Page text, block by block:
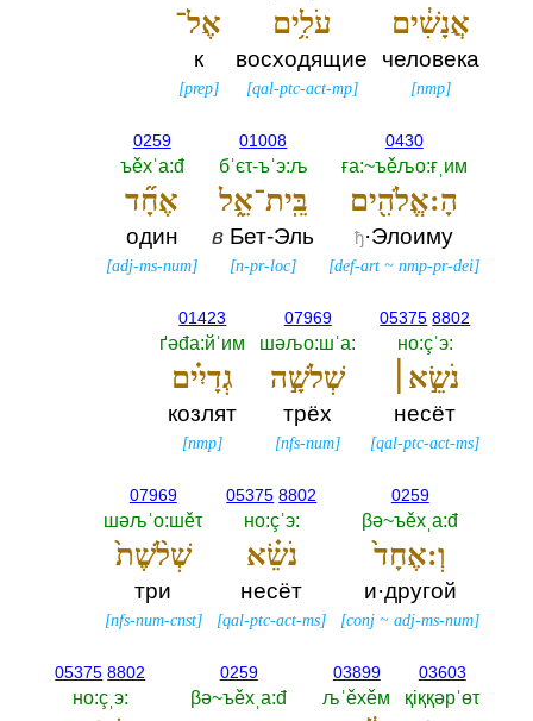
אֲנָשִׁ֔ים
человека
[nmp]
עֹלִ֥ים
восходящие
[qal-ptc-act-mp]
אֶל־
к
[prep]
0430
ға:~ъěљо:ғˌим
הָ:אֱלֹהִ֖ים
ђ·Элоиму
[def-art ~nmp-pr-dei]
01008
бˈєτ-ъˈэ:љ
בֵּֽית־אֵ֑ל
в Бет-Эль
[n-pr-loc]
0259
ъěхˈа:đ
אֶחָ֞ד
один
[adj-ms-num]
05375 8802
но:çˈэ:‎
נֹשֵׂ֣א׀
несёт
[qal-ptc-act-ms]
07969
шәљо:шˈа:‎
שְׁלֹשָׁ֣ה
трёх
[nfs-num]
01423
ґәđа:йˈим
גְדָיִ֗ים
козлят
[nmp]
0259
βә~ъěхˌа:đ
וְ:אֶחָד֙
и·другой
[conj ~adj-ms-num]
05375 8802
но:çˈэ:‎
נֹשֵׂ֗א
несёт
[qal-ptc-act-ms]
07969
шәљˈо:шěτ
שְׁלֹ֨שֶׁת֙
три
[nfs-num-cnst]
03603
қiққәрˈөτ
03899
љˈěхěм
0259
βә~ъěхˌа:đ
05375 8802
но:çˌэ:‎